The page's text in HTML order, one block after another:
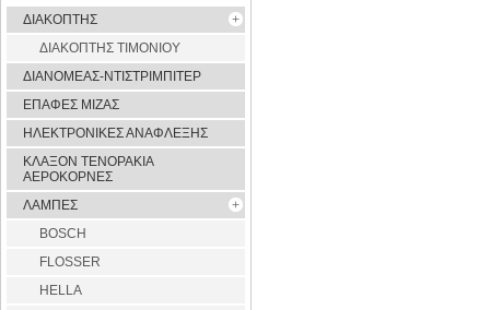
ΔΙΑΚΟΠΤΗΣ
ΔΙΑΚΟΠΤΗΣ ΤΙΜΟΝΙΟΥ
ΔΙΑΝΟΜΕΑΣ-ΝΤΙΣΤΡΙΜΠΙΤΕΡ
ΕΠΑΦΕΣ ΜΙΖΑΣ
ΗΛΕΚΤΡΟΝΙΚΕΣ ΑΝΑΦΛΕΞΗΣ
ΚΛΑΞΟΝ ΤΕΝΟΡΑΚΙΑ
ΑΕΡΟΚΟΡΝΕΣ
ΛΑΜΠΕΣ
BOSCH
FLOSSER
HELLA